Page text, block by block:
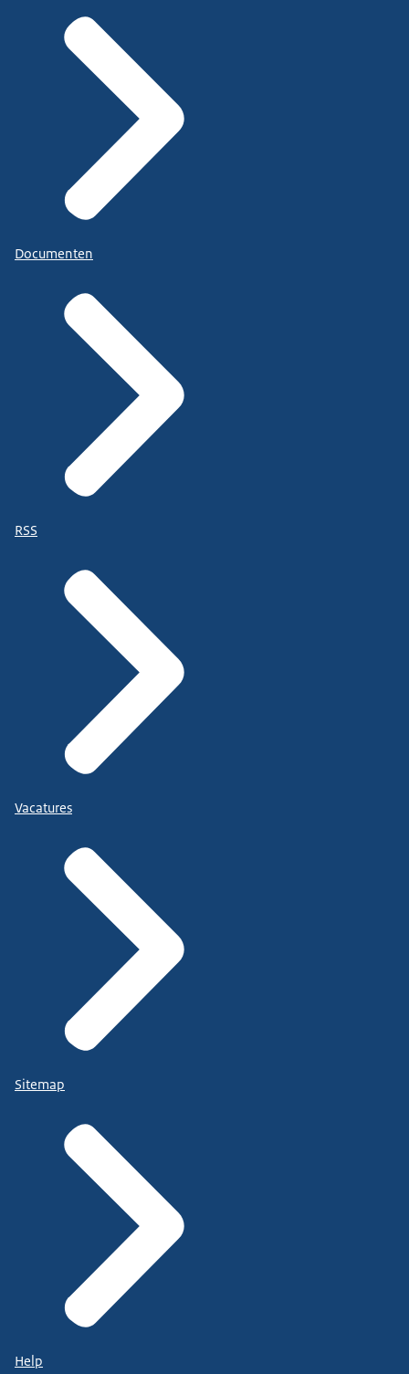
Documenten
RSS
Vacatures
Sitemap
Help